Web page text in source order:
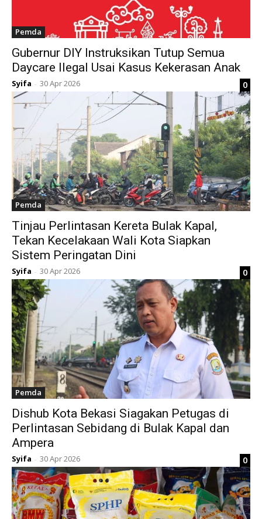
Pemda
Gubernur DIY Instruksikan Tutup Semua
Daycare Ilegal Usai Kasus Kekerasan Anak
Syifa - 30 Apr 2026 0
Pemda
Tinjau Perlintasan Kereta Bulak Kapal,
Tekan Kecelakaan Wali Kota Siapkan
Sistem Peringatan Dini
Syifa - 30 Apr 2026 0
Pemda
Dishub Kota Bekasi Siagakan Petugas di
Perlintasan Sebidang di Bulak Kapal dan
Ampera
Syifa - 30 Apr 2026 0